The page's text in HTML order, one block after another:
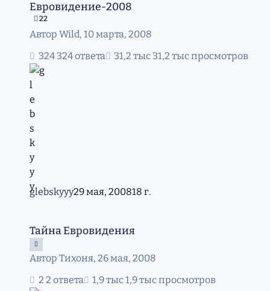
Евровидение-2008
22
Автор Wild, 10 марта, 2008
324 ответа
31,2 тыс просмотров
glebskyyy29 мая, 200818 г.
Тайна Евровидения
Автор Тихоня, 26 мая, 2008
2 ответа
1,9 тыс просмотров